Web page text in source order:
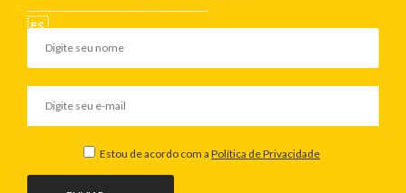
Estou de acordo com a Política de Privacidade